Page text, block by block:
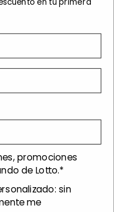
del paquete.
y
de noticias
promociones
de Lotto.*
sin
me